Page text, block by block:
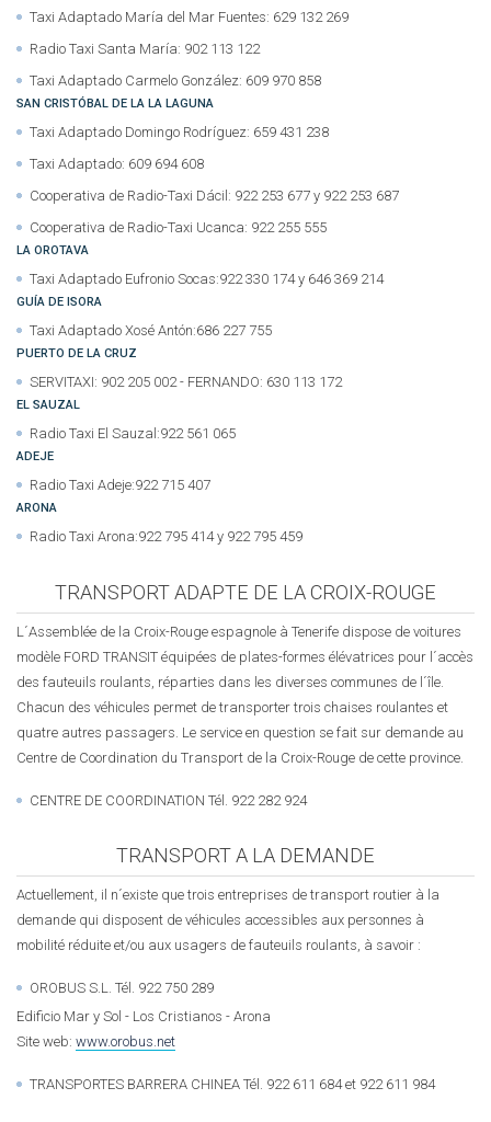
Taxi Adaptado María del Mar Fuentes: 629 132 269
Radio Taxi Santa María: 902 113 122
Taxi Adaptado Carmelo González: 609 970 858
SAN CRISTÓBAL DE LA LA LAGUNA
Taxi Adaptado Domingo Rodríguez: 659 431 238
Taxi Adaptado: 609 694 608
Cooperativa de Radio-Taxi Dácil: 922 253 677 y 922 253 687
Cooperativa de Radio-Taxi Ucanca: 922 255 555
LA OROTAVA
Taxi Adaptado Eufronio Socas:922 330 174 y 646 369 214
GUÍA DE ISORA
Taxi Adaptado Xosé Antón:686 227 755
PUERTO DE LA CRUZ
SERVITAXI: 902 205 002 - FERNANDO: 630 113 172
EL SAUZAL
Radio Taxi El Sauzal:922 561 065
ADEJE
Radio Taxi Adeje:922 715 407
ARONA
Radio Taxi Arona:922 795 414 y 922 795 459
TRANSPORT ADAPTE DE LA CROIX-ROUGE
L´Assemblée de la Croix-Rouge espagnole à Tenerife dispose de voitures
modèle FORD TRANSIT équipées de plates-formes élévatrices pour l´accès
des fauteuils roulants, réparties dans les diverses communes de l´île.
Chacun des véhicules permet de transporter trois chaises roulantes et
quatre autres passagers. Le service en question se fait sur demande au
Centre de Coordination du Transport de la Croix-Rouge de cette province.
CENTRE DE COORDINATION Tél. 922 282 924
TRANSPORT A LA DEMANDE
Actuellement, il n´existe que trois entreprises de transport routier à la
demande qui disposent de véhicules accessibles aux personnes à
mobilité réduite et/ou aux usagers de fauteuils roulants, à savoir :
OROBUS S.L. Tél. 922 750 289
Edificio Mar y Sol - Los Cristianos - Arona
Site web: www.orobus.net
TRANSPORTES BARRERA CHINEA Tél. 922 611 684 et 922 611 984